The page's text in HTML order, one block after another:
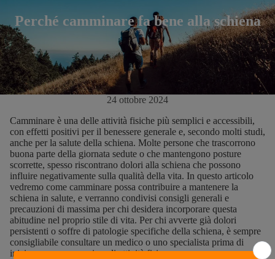
Perché camminare fa bene alla schiena
24 ottobre 2024
Camminare è una delle attività fisiche più semplici e accessibili,
con effetti positivi per il benessere generale e, secondo molti studi,
anche per la salute della schiena. Molte persone che trascorrono
buona parte della giornata sedute o che mantengono posture
scorrette, spesso riscontrano dolori alla schiena che possono
influire negativamente sulla qualità della vita. In questo articolo
vedremo come camminare possa contribuire a mantenere la
schiena in salute, e verranno condivisi consigli generali e
precauzioni di massima per chi desidera incorporare questa
abitudine nel proprio stile di vita. Per chi avverte già dolori
persistenti o soffre di patologie specifiche della schiena, è sempre
consigliabile consultare un medico o uno specialista prima di
iniziare un nuovo regime di attività fisica.